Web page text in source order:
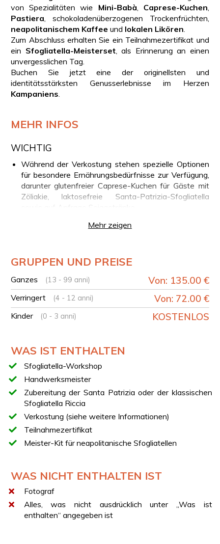
von Spezialitäten wie Mini-Babà Caprese-Kuchen
Pastiera , schokoladenüberzogenen Trockenfrüchten,
neapolitanischem Kaffee und lokalen Likören
Zum Abschluss erhalten Sie ein Teilnahmezertifikat und
ein Sfogliatella-Meisterset , als Erinnerung an einen
unvergesslichen Tag.
Buchen Sie jetzt eine der originellsten und
identitätsstärksten Genusserlebnisse im Herzen
Kampaniens
MEHR INFOS
WICHTIG
Während der Verkostung stehen spezielle Optionen
für besondere Ernährungsbedürfnisse zur Verfügung,
darunter glutenfreier Caprese-Kuchen für Gäste mit
Zöliakie, laktosefreie Santa-Patrizia-Sfogliatella
sowie auf Anfrage Sojagetränke.
Für die Teilnahme am Workshop wird empfohlen, auf
Ringe oder Handschmuck zu verzichten.
Ankunft im historischen Labor in der Via San Gregorio
Armeno
Szenische Begrüßung mit erzählerischem Charakter
Einführung in die Geschichte der neapolitanischen
Sfogliatella
Zubereitung des traditionellen Renaissance-Teigs
Formen der Blätterteigscheiben von Hand
Herstellung von Santa Patrizia oder klassischer
Sfogliatella riccia
Freie Verkostung von Sfogliatella riccia, frolla und
Santa Patrizia
Verkostung neapolitanischer Spezialitäten, Kaffee
und lokaler Liköre
Übergabe des Teilnahmezertifikats und des Kits
Die inbegriffene Verkostung umfasst ein frei
zugängliches Buffet mit einer reichen Auswahl
neapolitanischer Spezialitäten, darunter Sfogliatelle ricce
und frolle, einschließlich Santa Patrizia, Mini-Rum-Babà,
Pastiera, Caprese-Kuchen und schokoladenüberzogene
Mehr zeigen
GRUPPEN UND PREISE
Ganzes (13 - 99 anni) Von: 135.00 €
Verringert (4 - 12 anni) Von: 72.00 €
Kinder (0 - 3 anni) KOSTENLOS
WAS IST ENTHALTEN
Sfogliatella-Workshop
Handwerksmeister
Zubereitung der Santa Patrizia oder der klassischen
Sfogliatella Riccia
Verkostung (siehe weitere Informationen)
Teilnahmezertifikat
Meister-Kit für neapolitanische Sfogliatellen
WAS NICHT ENTHALTEN IST
Fotograf
Alles, was nicht ausdrücklich unter „Was ist
enthalten“ angegeben ist